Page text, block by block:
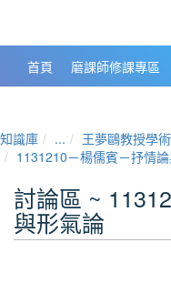
首頁 磨課師修課專區
知識庫 ...
王夢鷗教授學
1131210－楊儒賓－抒情
討論區 ~
與形氣論